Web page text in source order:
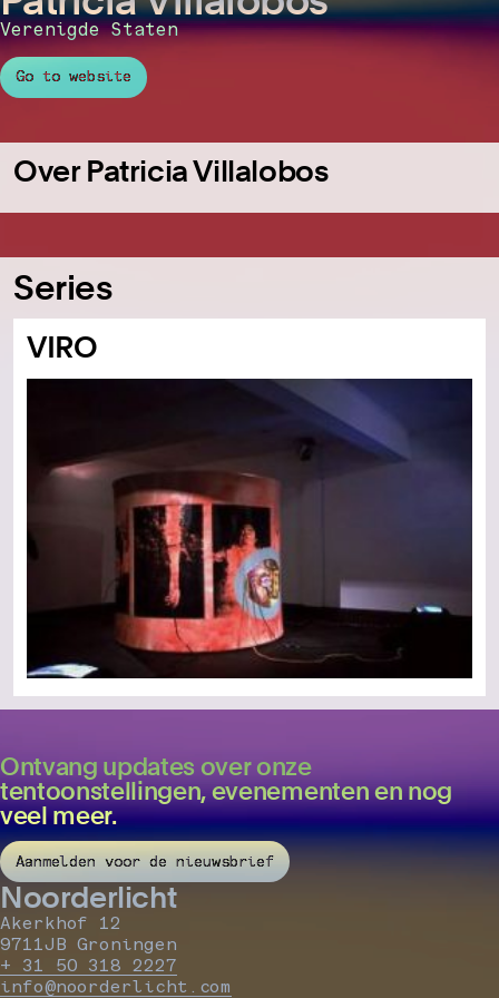
Verenigde Staten
Go to website
Over Patricia Villalobos
Series
VIRO
Ontvang updates over onze
tentoonstellingen, evenementen en nog
veel meer.
Aanmelden voor de nieuwsbrief
Noorderlicht
Akerkhof 12
9711JB Groningen
+ 31 50 318 2227
info@noorderlicht.com